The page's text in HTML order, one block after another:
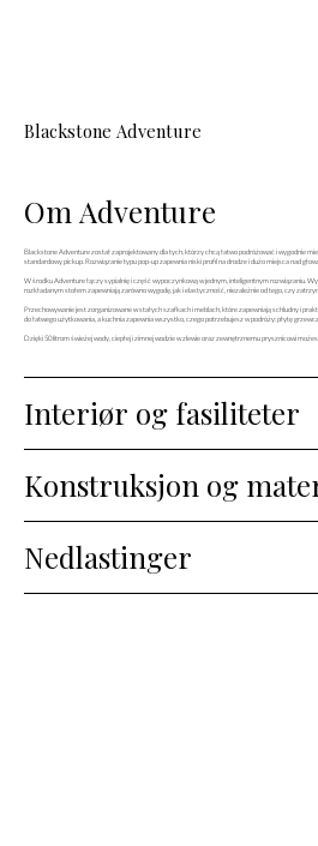
Blackstone Adventure
Om Adventure
Blackstone Adventure został zaprojektowany dla tych, którzy chcą łatwo podróżować i wygodnie
standardowy pickup. Rozwiązanie typu pop-up zapewnia niski profil na drodze i dużo miejsca nad
W środku Adventure łączy sypialnię i część wypoczynkową w jednym, inteligentnym rozwiązaniu.
rozkładanym stołem zapewniają zarówno wygodę, jak i elastyczność, niezależnie od tego, czy
Przechowywanie jest zorganizowane w stałych szafkach i meblach, które zapewniają schludny i
do łatwego użytkowania, a kuchnia zapewnia wszystko, czego potrzebujesz w podróży: płytę
Dzięki 50 litrom świeżej wody, ciepłej i zimnej wodzie w zlewie oraz zewnętrznemu prysznicowi
Interiør og fasiliteter
Konstruksjon og
Nedlastinger